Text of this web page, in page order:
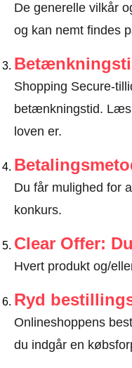
De generelle vilkår
og kan nemt findes
Shopping Secure-
betænkningstid. Læs
loven er.
Du får mulighed for
konkurs.
Clear Offer:
Hvert produkt og/
Ryd
Onlineshoppens
du indgår en